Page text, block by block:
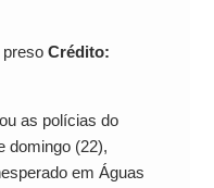
Crédito:
as polícias do
domingo (22),
em Águas